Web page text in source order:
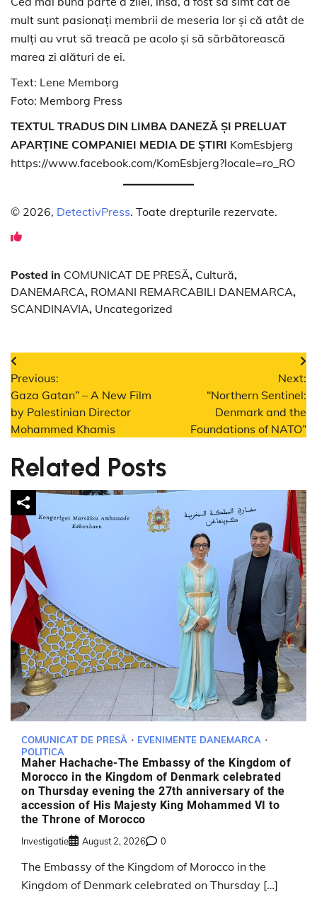
mult sunt pasionați membrii de meseria lor și că atât de
mulți au vrut să treacă pe acolo și să sărbătorească
marea zi alături de ei.
Text: Lene Memborg
Foto: Memborg Press
TEXTUL TRADUS DIN LIMBA DANEZĂ ȘI PRELUAT
APARȚINE COMPANIEI MEDIA DE ȘTIRI KomEsbjerg
https://www.facebook.com/KomEsbjerg?locale=ro_RO
© 2026, DetectivPress. Toate drepturile rezervate.
Posted in COMUNICAT DE PRESĂ, Cultură,
DANEMARCA, ROMANI REMARCABILI DANEMARCA,
SCANDINAVIA, Uncategorized
Navigare
în
articole
Previous:
Gaza Gatan” – A New Film
by Palestinian Director
Mohammed Khamis
Next:
“Northern Sentinel:
Denmark and the
Foundations of NATO”
Related Posts
COMUNICAT DE PRESĂ
EVENIMENTE DANEMARCA
POLITICA
Maher Hachache-The Embassy of the Kingdom of
Morocco in the Kingdom of Denmark celebrated
on Thursday evening the 27th anniversary of the
accession of His Majesty King Mohammed VI to
the Throne of Morocco
Investigatie August 2, 2026 0
The Embassy of the Kingdom of Morocco in the
Kingdom of Denmark celebrated on Thursday […]